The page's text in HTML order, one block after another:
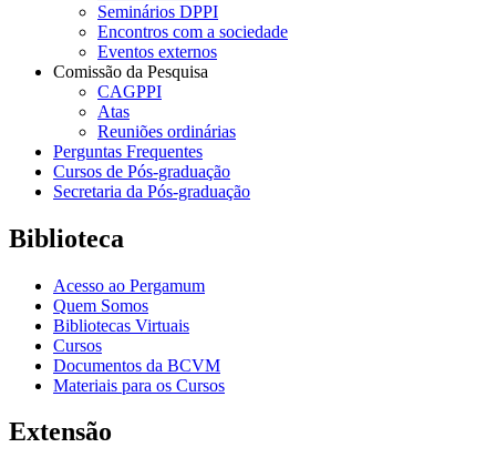
Seminários DPPI
Encontros com a sociedade
Eventos externos
Comissão da Pesquisa
CAGPPI
Atas
Reuniões ordinárias
Perguntas Frequentes
Cursos de Pós-graduação
Secretaria da Pós-graduação
Biblioteca
Acesso ao Pergamum
Quem Somos
Bibliotecas Virtuais
Cursos
Documentos da BCVM
Materiais para os Cursos
Extensão